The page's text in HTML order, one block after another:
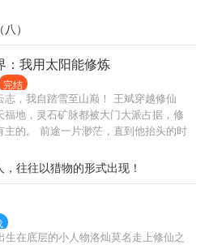
身体被其摧毁，仅存的一丝魂魄便来
界，并开始了一场重振魔族之行。 余
通的大学毕业生，命中注定的相遇让
，并与之签下契约，以助千诚恢复，
起，余笙便开启了一场非同凡响的人
世间分阴阳，人性分善恶。 以我
护我心中之所善。 汝为吾妻，愿为器
，生死相依。 ———— ++）
）
：我用太阳能修炼
完结
志，我自踏雪至山巅！ 王斌穿越修仙
福地，灵石矿脉都被大门大派占据，修
主的。 前途一片渺茫，直到他抬头的时
往往以猎物的形式出现！
生在底层的小人物洛灿莫名走上修仙之